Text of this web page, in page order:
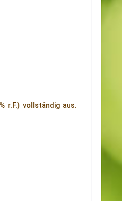
r.F.) vollständig aus.